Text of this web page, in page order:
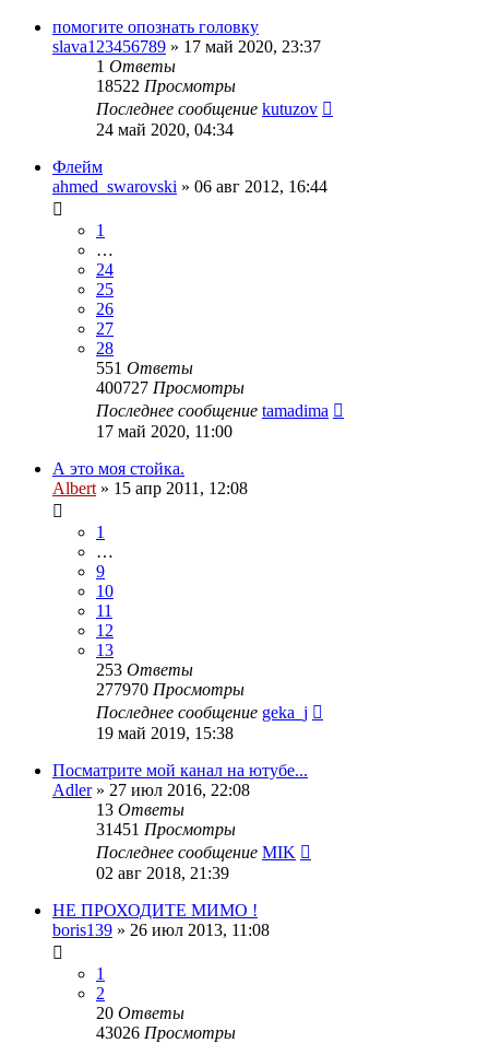
помогите опознать головку
slava123456789 » 17 май 2020, 23:37
1 Ответы
18522 Просмотры
Последнее сообщение kutuzov
24 май 2020, 04:34
Флейм
ahmed_swarovski » 06 авг 2012, 16:44
1
…
24
25
26
27
28
551 Ответы
400727 Просмотры
Последнее сообщение tamadima
17 май 2020, 11:00
А это моя стойка.
Albert » 15 апр 2011, 12:08
1
…
9
10
11
12
13
253 Ответы
277970 Просмотры
Последнее сообщение geka_j
19 май 2019, 15:38
Посматрите мой канал на ютубе...
Adler» 27 июл 2016, 22:08
13 Ответы
31451 Просмотры
Последнее сообщение MIK
02 авг 2018, 21:39
НЕ ПРОХОДИТЕ МИМО !
boris139 » 26 июл 2013, 11:08
1
2
20 Ответы
43026 Просмотры